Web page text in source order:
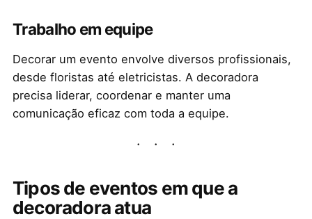
Trabalho em equipe
Decorar um evento envolve diversos profissionais,
desde floristas até eletricistas. A decoradora
precisa liderar, coordenar e manter uma
comunicação eficaz com toda a equipe.
Tipos de eventos em que a
decoradora atua